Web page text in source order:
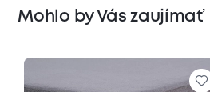
Mohlo by Vás zaujímať